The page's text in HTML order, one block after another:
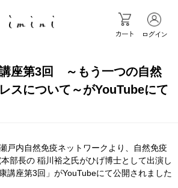
カート ログイン
座第3回 ～もう一つの自然
スについて～がYouTubeにて
戸内自然免疫ネットワークより、自然免疫
部長の 稲川裕之氏がひげ博士として出演し
講座第3回」がYouTubeにて公開されました